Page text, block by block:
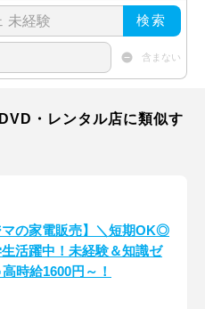
検索
含まない
・レンタル店に類似す
マの家電販売】＼短期OK◎
生活躍中！未経験＆知識ゼ
時給1600円～！